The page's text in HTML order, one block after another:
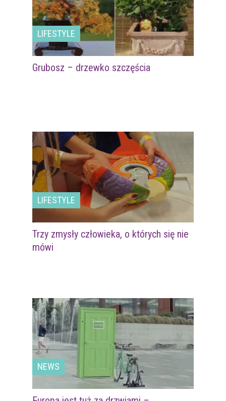
LIFESTYLE
Grubosz – drzewko szczęścia
LIFESTYLE
Trzy zmysły człowieka, o których się nie
mówi
NEWS